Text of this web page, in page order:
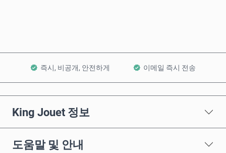
즉시, 비공개, 안전하게 이메일 즉시 전송
King Jouet 정보
도움말 및 안내